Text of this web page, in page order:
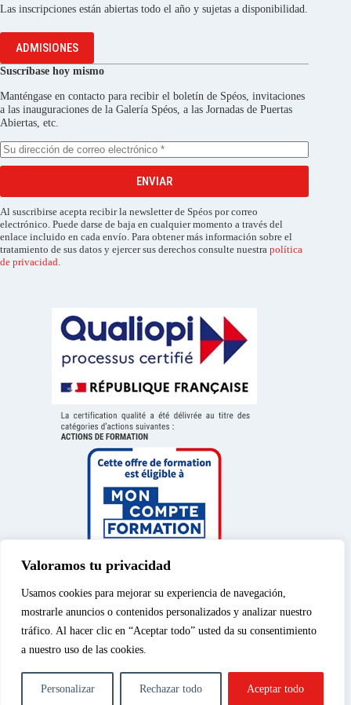
Valoramos tu privacidad
Usamos cookies para mejorar su experiencia de navegación,
mostrarle anuncios o contenidos personalizados y analizar nuestro
tráfico. Al hacer clic en “Aceptar todo” usted da su consentimiento
a nuestro uso de las cookies.
Personalizar Rechazar todo Aceptar todo
Las inscripciones están abiertas todo el año y sujetas a disponibilidad.
ADMISIONES
Suscríbase hoy mismo
Manténgase en contacto para recibir el boletín de Spéos, invitaciones
a las inauguraciones de la Galería Spéos, a las Jornadas de Puertas
Abiertas, etc.
ENVIAR
Al suscribirse acepta recibir la newsletter de Spéos por correo
electrónico. Puede darse de baja en cualquier momento a través del
enlace incluido en cada envío. Para obtener más información sobre el
tratamiento de sus datos y ejercer sus derechos consulte nuestra política
de privacidad.
Aviso legal|Política de
privacidad|Política de
© 2026 – Spéos, curso
privado de enseñanza